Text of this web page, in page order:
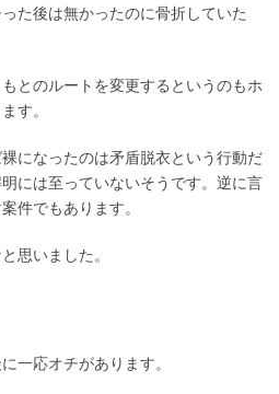
た後は無かったのに骨折していた
とのルートを変更するというのもホ
す。
になったのは矛盾脱衣という行動だ
には至っていないそうです。逆に言
件でもあります。
思いました。
一応オチがあります。